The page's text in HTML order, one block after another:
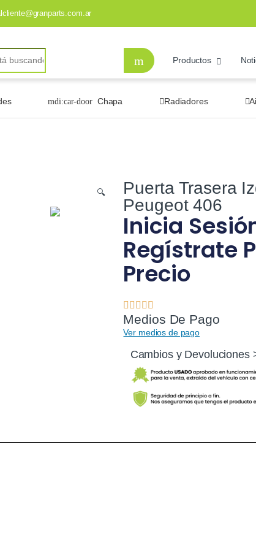
Productos
Chapa Radiadores
🔍
Puerta Trasera
Peugeot 406
Inicia
Regístrate
Precio
Medios De Pago
Ver medios de pago
Cambios y Devoluciones